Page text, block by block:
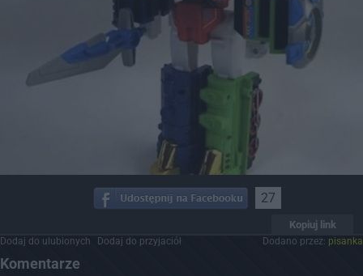
27
Kopiuj link
Dodaj do ulubionych Dodaj do przyjaciół Dodano przez: pisanka
Komentarze